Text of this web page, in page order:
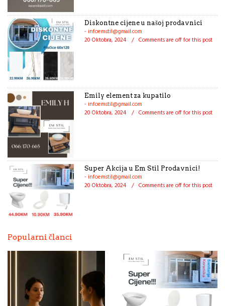
Diskontne cijene u našoj prodavnici
- infoemstil@gmail.com
20 Oktobra, 2024
/ Comments are off for this post
Emily element za kupatilo
- infoemstil@gmail.com
20 Oktobra, 2024
/ Comments are off for this post
Super Akcija u Em Stil Prodavnici!
- infoemstil@gmail.com
20 Oktobra, 2024
/ Comments are off for this post
Popularni članci